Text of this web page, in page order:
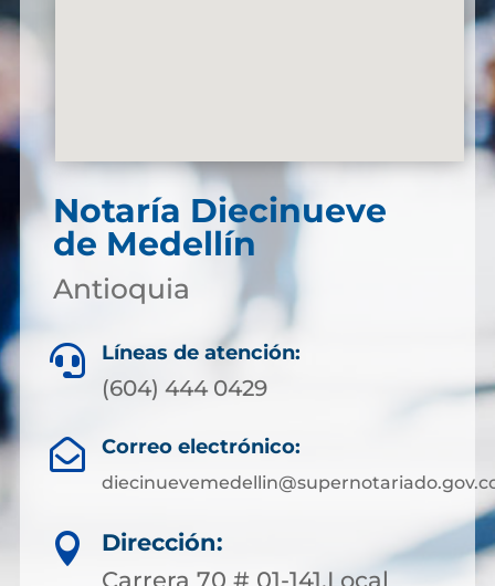
Notaría Diecinueve
de Medellín
Antioquia
 Líneas de atención:
(604) 444 0429
 Correo electrónico:

Dirección:
Carrera 70 # 01-141.Local